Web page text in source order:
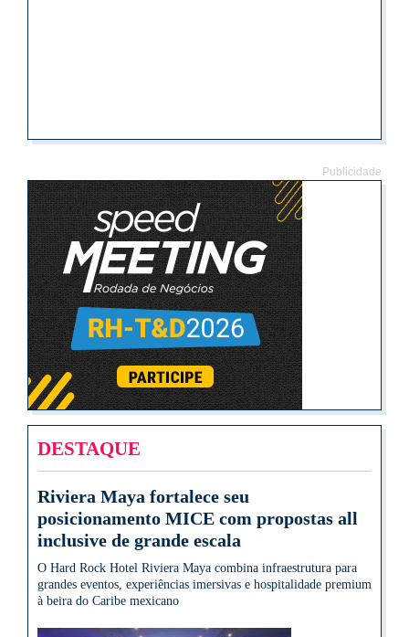
Publicidade
DESTAQUE
Riviera Maya fortalece seu
posicionamento MICE com propostas all
inclusive de grande escala
O Hard Rock Hotel Riviera Maya combina infraestrutura para
grandes eventos, experiências imersivas e hospitalidade premium
à beira do Caribe mexicano